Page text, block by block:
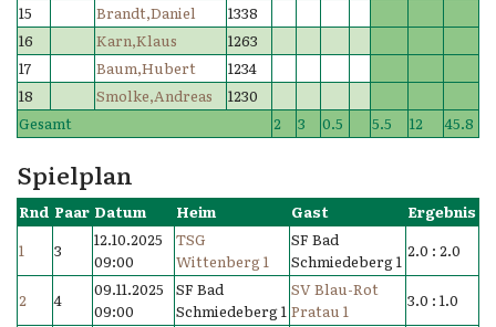
15
Brandt,Daniel
1338
16
Karn,Klaus
1263
17
Baum,Hubert
1234
18
Smolke,Andreas
1230
Gesamt
2 3 0.5 5.5 12 45.8
Spielplan
Rnd Paar Datum Heim Gast
Ergebnis
1
3
12.10.2025
09:00
TSG
Wittenberg 1
SF Bad
Schmiedeberg 1
2.0 : 2.0
2 4
09.11.2025
09:00
SF Bad
Schmiedeberg 1
SV Blau-Rot
Pratau 1
3.0 : 1.0